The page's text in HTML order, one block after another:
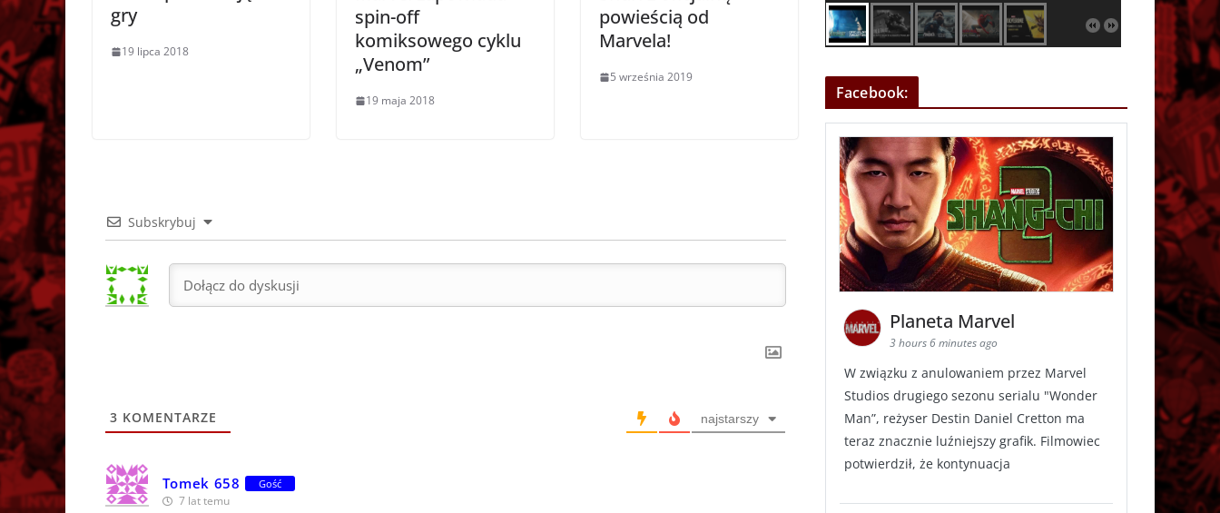
gry
19 lipca 2018
spin-off
komiksowego cyklu
„Venom”
19 maja 2018
powieścią od
Marvela!
5 września 2019
Subskrybuj
3 KOMENTARZE najstarszy
Tomek 658 Gość
7 lat temu
Facebook:
Planeta Marvel
3 hours 6 minutes ago
W związku z anulowaniem przez Marvel
Studios drugiego sezonu serialu "Wonder
Man”, reżyser Destin Daniel Cretton ma
teraz znacznie luźniejszy grafik. Filmowiec
potwierdził, że kontynuacja